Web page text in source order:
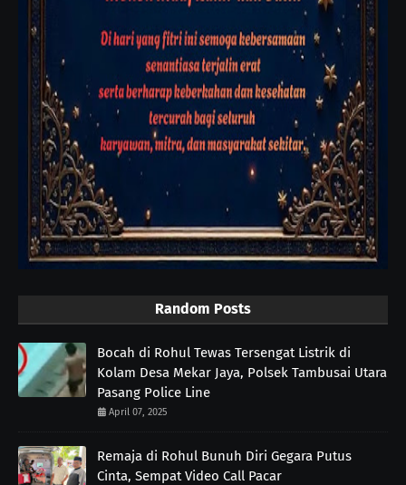
Random Posts
Bocah di Rohul Tewas Tersengat Listrik di
Kolam Desa Mekar Jaya, Polsek Tambusai Utara
Pasang Police Line
April 07, 2025
Remaja di Rohul Bunuh Diri Gegara Putus
Cinta, Sempat Video Call Pacar